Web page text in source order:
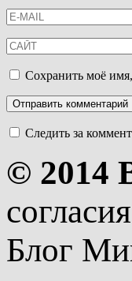
Сохранить моё
Следить за
© 2014
согласия
Блог